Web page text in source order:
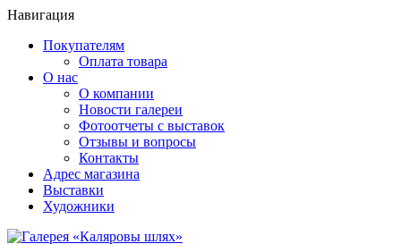
Навигация
Покупателям
Оплата товара
О нас
О компании
Новости галереи
Фотоотчеты с выставок
Отзывы и вопросы
Контакты
Адрес магазина
Выставки
Художники